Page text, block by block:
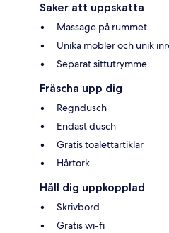
Saker att uppskatta
Massage på rummet
Unika möbler och unik
Separat sittutrymme
Fräscha upp dig
Regndusch
Endast dusch
Gratis toalettartiklar
Hårtork
Håll dig uppkopplad
Skrivbord
Gratis wi-fi